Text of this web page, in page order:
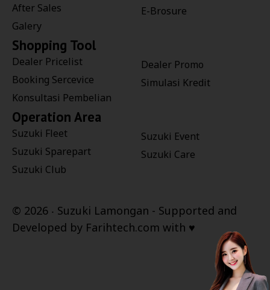
After Sales
Galery
E-Brosure
Shopping Tool
Dealer Pricelist
Booking Sercevice
Konsultasi Pembelian
Dealer Promo
Simulasi Kredit
Operation Area
Suzuki Fleet
Suzuki Sparepart
Suzuki Club
Suzuki Event
Suzuki Care
© 2026 ‧ Suzuki Lamongan - Supported and
Developed by Farihtech.com with ♥